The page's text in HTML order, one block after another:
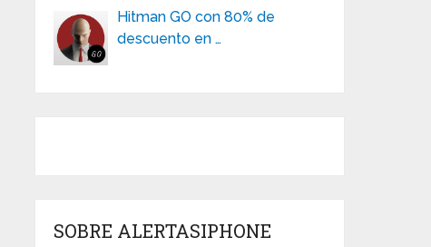
Hitman GO con 80% de
descuento en …
SOBRE ALERTASIPHONE